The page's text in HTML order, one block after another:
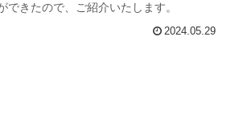
できたので、ご紹介いたします。
2024.05.29